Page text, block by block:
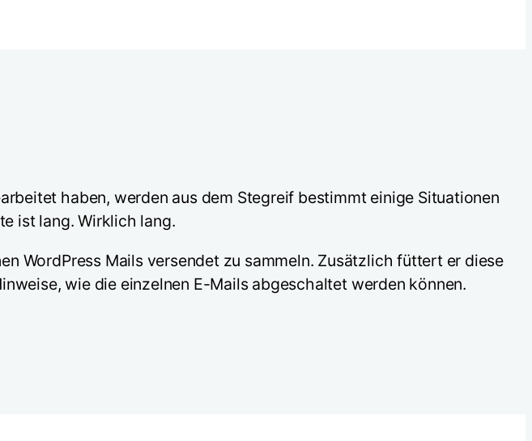
haben, werden aus dem Stegreif bestimmt einige Situationen
ist lang. Wirklich lang.
WordPress Mails versendet zu sammeln. Zusätzlich füttert er diese
wie die einzelnen E-Mails abgeschaltet werden können.